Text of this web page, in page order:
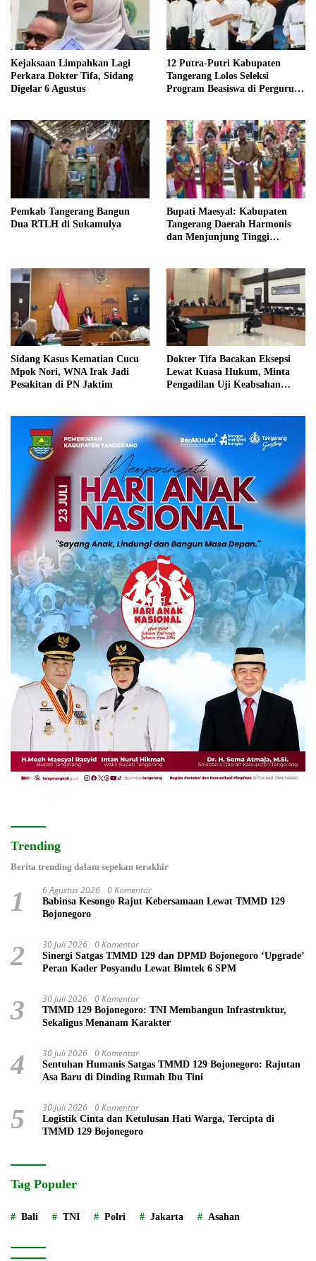
Kejaksaan Limpahkan Lagi
Perkara Dokter Tifa, Sidang
Digelar 6 Agustus
12 Putra-Putri Kabupaten
Tangerang Lolos Seleksi
Program Beasiswa di Perguruan
Pemkab Tangerang Bangun
Dua RTLH di Sukamulya
Bupati Maesyal: Kabupaten
Tangerang Daerah Harmonis
dan Menjunjung Tinggi
Sidang Kasus Kematian Cucu
Mpok Nori, WNA Irak Jadi
Pesakitan di PN Jaktim
Dokter Tifa Bacakan Eksepsi
Lewat Kuasa Hukum, Minta
Pengadilan Uji Keabsahan
Trending
Berita trending dalam sepekan terakhir
1 6 Agustus 2026 0 Komentar
Babinsa Kesongo Rajut Kebersamaan Lewat TMMD 129
Bojonegoro
2 30 Juli 2026 0 Komentar
Sinergi Satgas TMMD 129 dan DPMD Bojonegoro ‘Upgrade’
Peran Kader Posyandu Lewat Bimtek 6 SPM
3 30 Juli 2026 0 Komentar
TMMD 129 Bojonegoro: TNI Membangun Infrastruktur,
Sekaligus Menanam Karakter
4 30 Juli 2026 0 Komentar
Sentuhan Humanis Satgas TMMD 129 Bojonegoro: Rajutan
Asa Baru di Dinding Rumah Ibu Tini
5 30 Juli 2026 0 Komentar
Logistik Cinta dan Ketulusan Hati Warga, Tercipta di
TMMD 129 Bojonegoro
Tag Populer
Bali TNI Polri Jakarta Asahan